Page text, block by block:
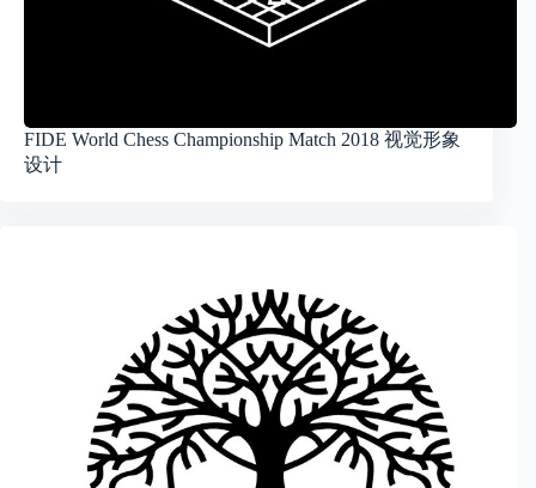
FIDE World Chess Championship Match 2018 视觉形象
设计